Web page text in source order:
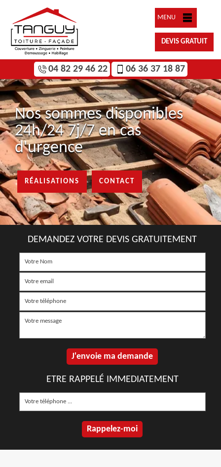
MENU
DEVIS GRATUIT
04 82 29 46 22 06 36 37 18 87
Nos sommes disponibles
24h/24 7j/7 en cas
d'urgence
RÉALISATIONS CONTACT
DEMANDEZ VOTRE DEVIS GRATUITEMENT
ETRE RAPPELÉ IMMEDIATEMENT